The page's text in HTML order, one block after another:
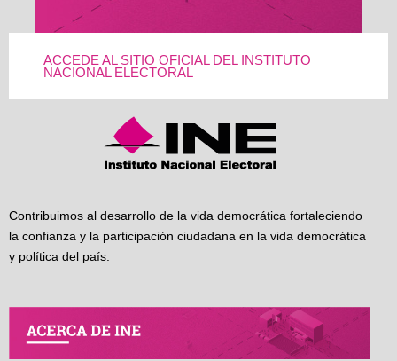
ACCEDE AL SITIO OFICIAL DEL INSTITUTO
NACIONAL ELECTORAL
Contribuimos al desarrollo de la vida democrática fortaleciendo
la confianza y la participación ciudadana en la vida democrática
y política del país.